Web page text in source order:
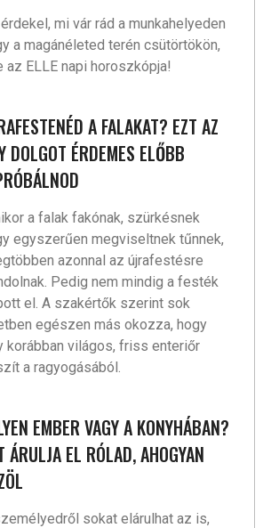
mi vár rád a munkahelyeden
a magánéleted terén csütörtökön,
az ELLE napi horoszkópja!
A FALAKAT? EZT AZ
DOLGOT ÉRDEMES ELŐBB
a falak fakónak, szürkésnek
egyszerűen megviseltnek tűnnek,
azonnal az újrafestésre
Pedig nem mindig a festék
el. A szakértők szerint sok
egészen más okozza, hogy
korábban világos, friss enteriőr
a ragyogásából.
EMBER VAGY A KONYHÁBAN?
ÁRULJA EL RÓLAD, AHOGYAN
sokat elárulhat az is,